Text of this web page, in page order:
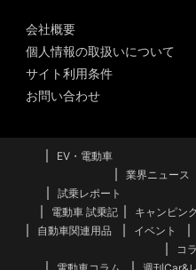
会社概要
個人情報の取扱いについて
サイト利用条件
お問い合わせ
EV・電動車
業界ニュース
試乗レポート
電動車 試乗記
キャンピン
自動車関連用品
イベント
コ